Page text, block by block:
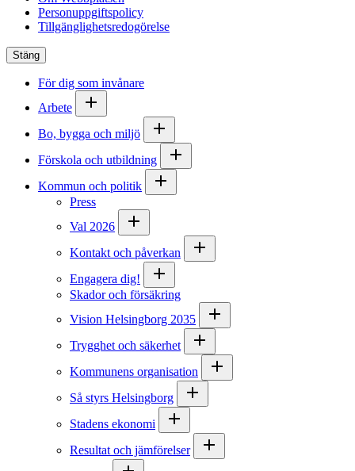
Personuppgiftspolicy
Tillgänglighetsredogörelse
Stäng
För dig som invånare
Arbete
Bo, bygga och miljö
Förskola och utbildning
Kommun och politik
Press
Val 2026
Kontakt och påverkan
Engagera dig!
Skador och försäkring
Vision Helsingborg 2035
Trygghet och säkerhet
Kommunens organisation
Så styrs Helsingborg
Stadens ekonomi
Resultat och jämförelser